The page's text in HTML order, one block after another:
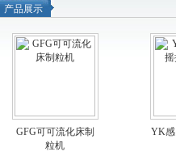
产品展示
GFG可可流化床制
粒机
YK感